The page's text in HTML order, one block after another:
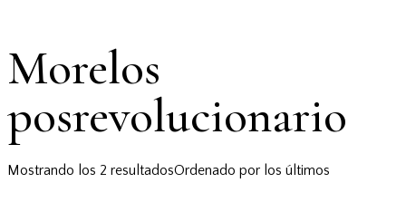
Morelos
posrevolucionario
Mostrando los 2 resultadosOrdenado por los últimos